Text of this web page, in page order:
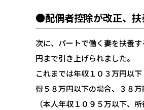
●配偶者控除が改正、扶
次に、パートで働く妻を扶養
円まで引き上げられました。
これまでは年収１０３万円以
得５８万円以下の場合、３８万
（本人年収１０９５万以下、